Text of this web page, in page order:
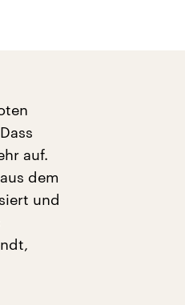
auf.
dem
und